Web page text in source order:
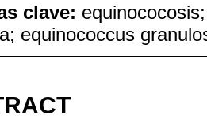
clave:
equinococcus